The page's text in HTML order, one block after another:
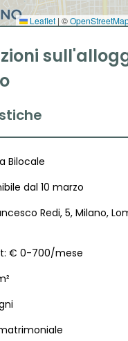
Leaflet | ©
Bilocale
dal 10 marzo
Redi, 5, Milano,
€ 0-700/mese